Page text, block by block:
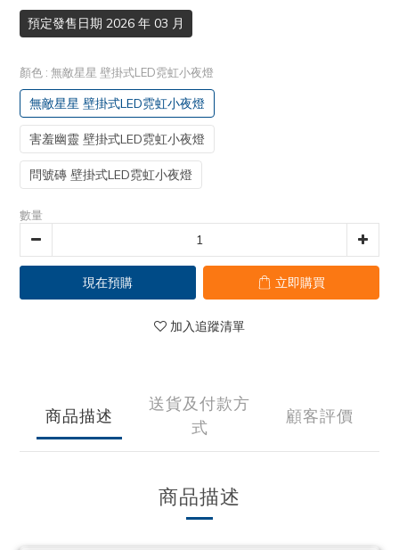
預定發售日期 2026 年 03 月
顏色 : 無敵星星 壁掛式LED霓虹小夜燈
無敵星星 壁掛式LED霓虹小夜燈
害羞幽靈 壁掛式LED霓虹小夜燈
問號磚 壁掛式LED霓虹小夜燈
數量
現在預購 立即購買
加入追蹤清單
商品描述
送貨及付款方
式
顧客評價
商品描述